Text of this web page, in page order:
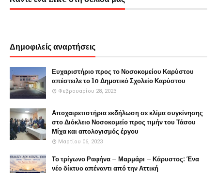
Δημοφιλείς αναρτήσεις
Ευχαριστήριο προς το Νοσοκομείου Καρύστου
απέστειλε το 1o Δημοτικό Σχολείο Καρύστου
Φεβρουαρίου 28, 2023
Αποχαιρετιστήρια εκδήλωση σε κλίμα συγκίνησης
στο Διόκλειο Νοσοκομείο προς τιμήν του Τάσου
Μίχα και απολογισμός έργου
Μαρτίου 06, 2023
Το τρίγωνο Ραφήνα – Μαρμάρι – Κάρυστος: Ένα
νέο δίκτυο απέναντι από την Αττική